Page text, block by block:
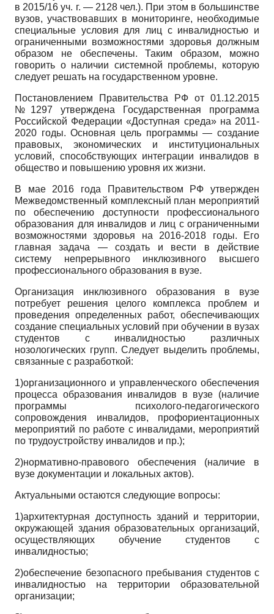
в 2015/16 уч. г. — 2128 чел.). При этом в большинстве
вузов, участвовавших в мониторинге, необходимые
специальные условия для лиц с инвалидностью и
ограниченными возможностями здоровья должным
образом не обеспечены. Таким образом, можно
говорить о наличии системной проблемы, которую
следует решать на государственном уровне.
Постановлением Правительства РФ от 01.12.2015
№1297 утверждена Государственная программа
Российской Федерации «Доступная среда» на 2011-
2020 годы. Основная цель программы — создание
правовых, экономических и институциональных
условий, способствующих интеграции инвалидов в
общество и повышению уровня их жизни.
В мае 2016 года Правительством РФ утвержден
Межведомственный комплексный план мероприятий
по обеспечению доступности профессионального
образования для инвалидов и лиц с ограниченными
возможностями здоровья на 2016-2018 годы. Его
главная задача — создать и вести в действие
систему непрерывного инклюзивного высшего
профессионального образования в вузе.
Организация инклюзивного образования в вузе
потребует решения целого комплекса проблем и
проведения определенных работ, обеспечивающих
создание специальных условий при обучении в вузах
студентов с инвалидностью различных
нозологических групп. Следует выделить проблемы,
связанные с разработкой:
1)организационного и управленческого обеспечения
процесса образования инвалидов в вузе (наличие
программы психолого-педагогического
сопровождения инвалидов, профориентационных
мероприятий по работе с инвалидами, мероприятий
по трудоустройству инвалидов и пр.);
2)нормативно-правового обеспечения (наличие в
вузе документации и локальных актов).
Актуальными остаются следующие вопросы:
1)архитектурная доступность зданий и территории,
окружающей здания образовательных организаций,
осуществляющих обучение студентов с
инвалидностью;
2)обеспечение безопасного пребывания студентов с
инвалидностью на территории образовательной
организации;